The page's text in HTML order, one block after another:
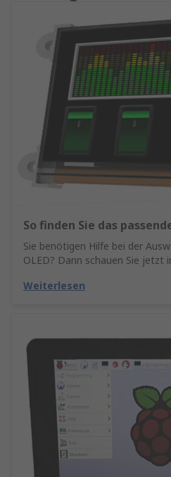
So finden Sie das
Sie benötigen Hilfe bei der
OLED? Dann schauen Sie jetzt
Weiterlesen